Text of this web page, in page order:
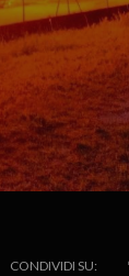
CONDIVIDI SU: